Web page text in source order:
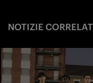
NOTIZIE